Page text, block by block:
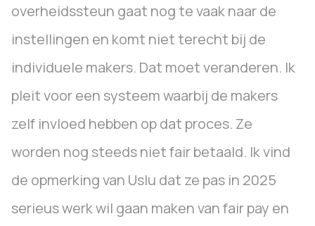
overheidssteun gaat nog te vaak naar de
instellingen en komt niet terecht bij de
individuele makers. Dat moet veranderen. Ik
pleit voor een systeem waarbij de makers
zelf invloed hebben op dat proces. Ze
worden nog steeds niet fair betaald. Ik vind
de opmerking van Uslu dat ze pas in 2025
serieus werk wil gaan maken van fair pay en